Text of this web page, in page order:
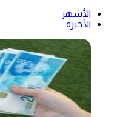
الأشهر
الأخيرة